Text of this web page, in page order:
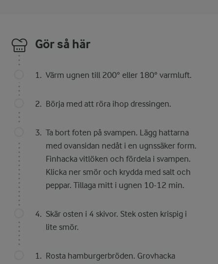
Gör så här
Värm ugnen till 200° eller 180° varmluft.
Börja med att röra ihop dressingen.
Ta bort foten på svampen. Lägg hattarna
med ovansidan nedåt i en ugnssäker form.
Finhacka vitlöken och fördela i svampen.
Klicka ner smör och krydda med salt och
peppar. Tillaga mitt i ugnen 10-12 min.
Skär osten i 4 skivor. Stek osten krispig i
lite smör.
Rosta hamburgerbröden. Grovhacka